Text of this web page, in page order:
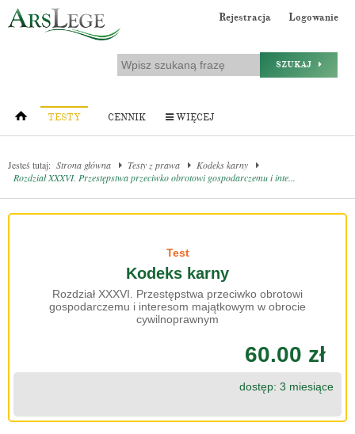
Rejestracja Logowanie
SZUKAJ
TESTY CENNIK WIĘCEJ
Jesteś tutaj: Strona główna Testy z prawa
Kodeks karny
Rozdział XXXVI. Przestępstwa przeciwko obrotowi gospodarczemu i inte...
Test
Kodeks karny
Rozdział XXXVI. Przestępstwa przeciwko obrotowi
gospodarczemu i interesom majątkowym w obrocie
cywilnoprawnym
60.00 zł
dostęp: 3 miesiące